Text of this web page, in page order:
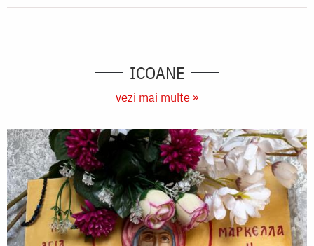
ICOANE
vezi mai multe »